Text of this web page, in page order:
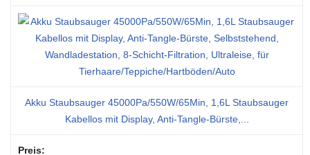
Akku Staubsauger 45000Pa/550W/65Min, 1,6L Staubsauger
Kabellos mit Display, Anti-Tangle-Bürste,...